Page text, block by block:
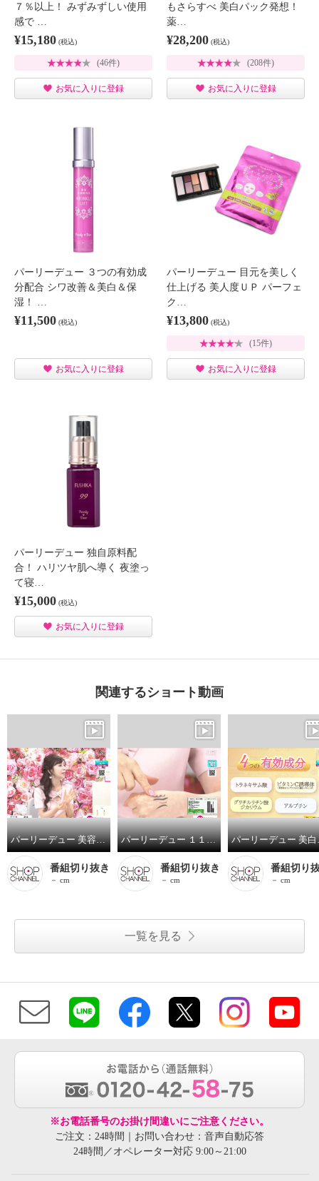
７％以上！ みずみずしい使用
感で …
¥15,180 (税込)
(46件)
お気に入りに登録
もさらすべ 美白パック発想！
薬…
¥28,200 (税込)
(208件)
お気に入りに登録
パーリーデュー ３つの有効成
分配合 シワ改善＆美白＆保
湿！ …
¥11,500 (税込)
お気に入りに登録
パーリーデュー 目元を美しく
仕上げる 美人度ＵＰ パーフェ
ク…
¥13,800 (税込)
(15件)
お気に入りに登録
パーリーデュー 独自原料配
合！ ハリツヤ肌へ導く 夜塗っ
て寝…
¥15,000 (税込)
お気に入りに登録
関連するショート動画
パーリーデュー 美容成分を９５種類配合 眉毛に潤いハリツヤ！ 濃淡自在なリキッドタイプ 新美まゆアイブロウ Ｐ ＜ビューティブラウン＞ ３本セット
番組切り抜き
－ cm
パーリーデュー １１０種類の美容成分配合 ウォータープルーフなのに お湯で簡単オフ！ 目力うるうるライナー ＜プレミアム ジュエルブラック＞ ３本セット
番組切り抜き
－ cm
パーリーデュー 美白セラ
番組切り
－ cm
一覧を見る
※お電話番号のお掛け間違いにご注意ください。
ご注文：24時間｜お問い合わせ：音声自動応答
24時間／オペレーター対応 9:00～21:00